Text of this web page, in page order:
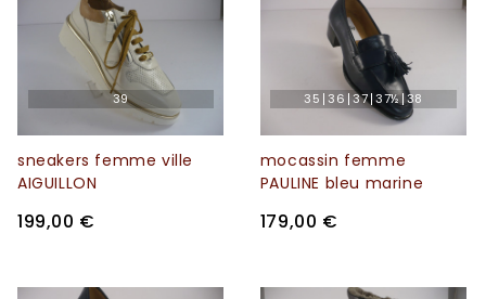
39
sneakers femme ville
AIGUILLON
199,00 €
35 36 37 37½ 38
mocassin femme
PAULINE bleu marine
179,00 €